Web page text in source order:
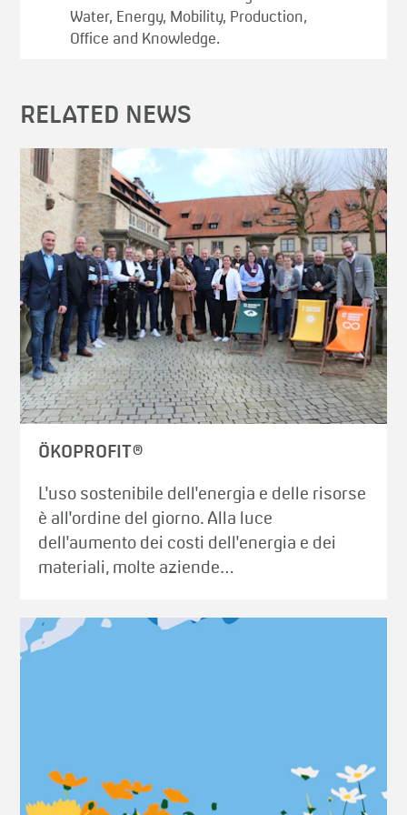
Water, Energy, Mobility, Production,
Office and Knowledge.
RELATED NEWS
ÖKOPROFIT®
L'uso sostenibile dell'energia e delle risorse
è all'ordine del giorno. Alla luce
dell'aumento dei costi dell'energia e dei
materiali, molte aziende…